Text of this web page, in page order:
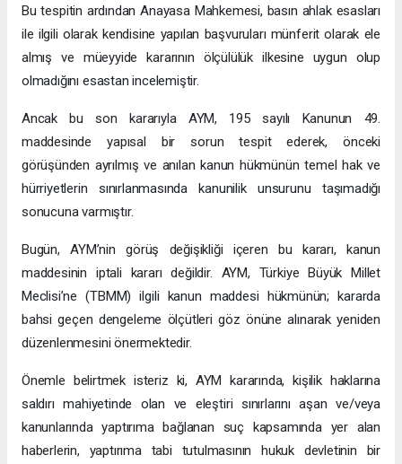
Bu tespitin ardından Anayasa Mahkemesi, basın ahlak esasları
ile ilgili olarak kendisine yapılan başvuruları münferit olarak ele
almış ve müeyyide kararının ölçülülük ilkesine uygun olup
olmadığını esastan incelemiştir.
Ancak bu son kararıyla AYM, 195 sayılı Kanunun 49.
maddesinde yapısal bir sorun tespit ederek, önceki
görüşünden ayrılmış ve anılan kanun hükmünün temel hak ve
hürriyetlerin sınırlanmasında kanunilik unsurunu taşımadığı
sonucuna varmıştır.
Bugün, AYM’nin görüş değişikliği içeren bu kararı, kanun
maddesinin iptali kararı değildir. AYM, Türkiye Büyük Millet
Meclisi’ne (TBMM) ilgili kanun maddesi hükmünün; kararda
bahsi geçen dengeleme ölçütleri göz önüne alınarak yeniden
düzenlenmesini önermektedir.
Önemle belirtmek isteriz ki, AYM kararında, kişilik haklarına
saldırı mahiyetinde olan ve eleştiri sınırlarını aşan ve/veya
kanunlarında yaptırıma bağlanan suç kapsamında yer alan
haberlerin, yaptırıma tabi tutulmasının hukuk devletinin bir